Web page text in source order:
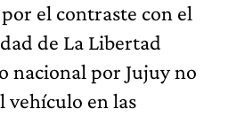
el contraste con el
de La Libertad
nacional por Jujuy no
vehículo en las